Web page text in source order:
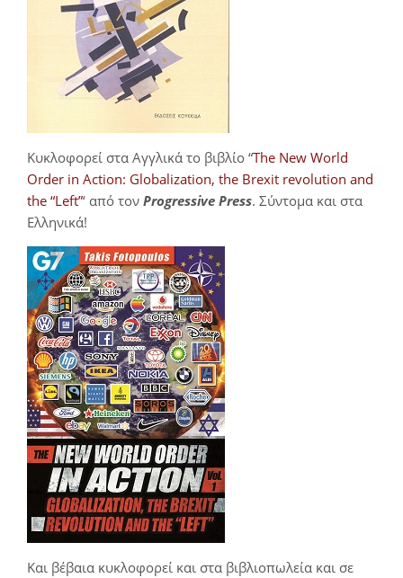
Κυκλοφορεί στα Αγγλικά το βιβλίο “The New World
Order in Action: Globalization, the Brexit revolution and
the “Left”‘ από τον Progressive Press. Σύντομα και στα
Ελληνικά!
Και βέβαια κυκλοφορεί και στα βιβλιοπωλεία και σε